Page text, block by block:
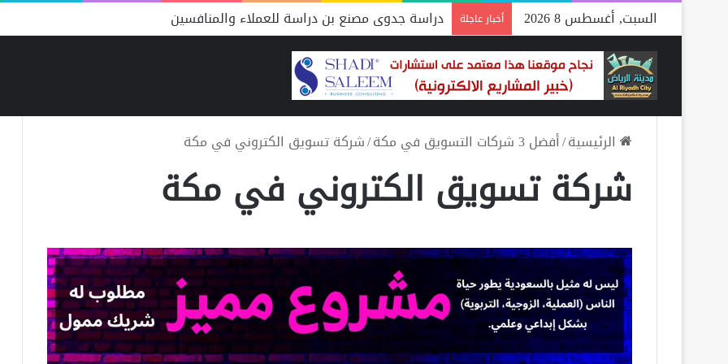
السبت, أغسطس 8 2026 أخبار عاجلة دراسة جدوى مصنع بن دراسة للعملاء والمنافسين
الرئيسية/أفضل 3 شركات التسويق في مكة /شركة تسويق الكتروني في مكة
شركة تسويق الكتروني في مكة